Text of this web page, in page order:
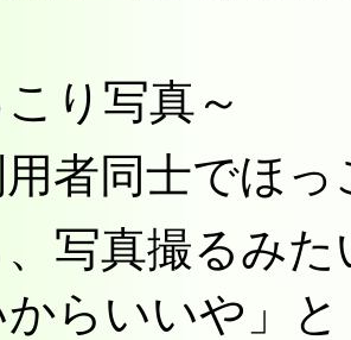
り写真～
者同士でほ
、写真撮るみ
らいいや」と